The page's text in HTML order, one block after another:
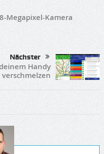
Megapixel-Kamera
Nächster
Handy
verschmelzen